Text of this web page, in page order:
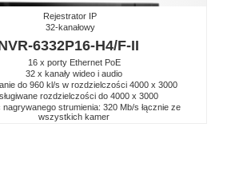
Rejestrator IP
32-kanałowy
6332P16-H4/F-II
16 x porty Ethernet PoE
32 x kanały wideo i audio
do 960 kl/s w rozdzielczości 4000 x 3000
rozdzielczości do 4000 x 3000
nagrywanego strumienia: 320 Mb/s łącznie ze
wszystkich kamer